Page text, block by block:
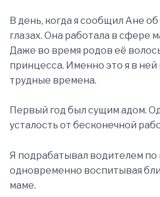
В день, когда я сообщил Ане
глазах. Она работала в сфере
Даже во время родов её
принцесса. Именно это я в ней
трудные времена.
Первый год был сущим адом.
усталость от бесконечной
Я подрабатывал водителем по
одновременно воспитывая
маме.